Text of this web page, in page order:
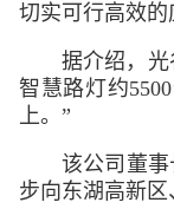
切实可行高效的
据介绍，
智慧路灯约
上。”
该公司董
步向东湖高新